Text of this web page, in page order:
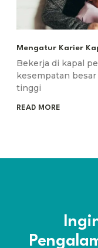
Mengatur Karier
Bekerja di kapal
kesempatan
tinggi
READ MORE